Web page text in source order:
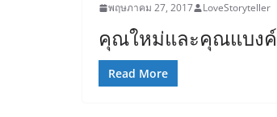
พฤษภาคม 27, 2017 LoveStoryteller
คุณใหม่และคุณแบงค์
Read More